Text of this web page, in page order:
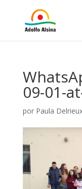
09-01-
por Paula